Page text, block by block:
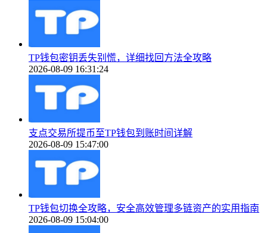
TP钱包密钥丢失别慌，详细找回方法全攻略
2026-08-09 16:31:24
支点交易所提币至TP钱包到账时间详解
2026-08-09 15:47:00
TP钱包切换全攻略，安全高效管理多链资产的实用指南
2026-08-09 15:04:00